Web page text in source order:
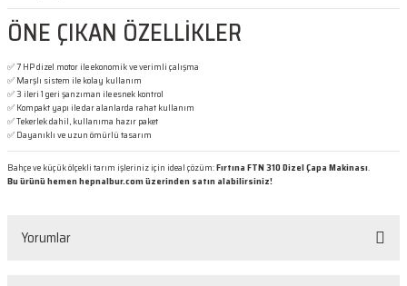
ÖNE ÇIKAN ÖZELLİKLER
✅ 7 HP dizel motor ile ekonomik ve verimli çalışma
✅ Marşlı sistem ile kolay kullanım
✅ 3 ileri 1 geri şanzıman ile esnek kontrol
✅ Kompakt yapı ile dar alanlarda rahat kullanım
✅ Tekerlek dahil, kullanıma hazır paket
✅ Dayanıklı ve uzun ömürlü tasarım
Bahçe ve küçük ölçekli tarım işleriniz için ideal çözüm:Fırtına FTN 310 Dizel Çapa Makinası.
Bu ürünü hemen hepnalbur.com üzerinden satın alabilirsiniz!
Yorumlar